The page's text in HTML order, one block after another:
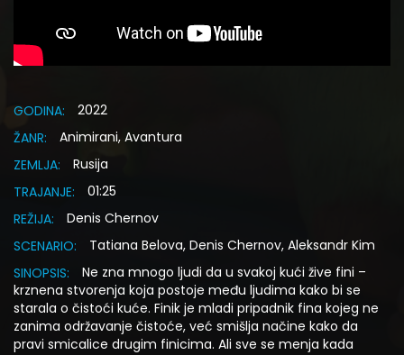
GODINA:
2022
ŽANR:
Animirani, Avantura
ZEMLJA:
Rusija
TRAJANJE:
01:25
REŽIJA:
Denis Chernov
SCENARIO:
Tatiana Belova, Denis Chernov, Aleksandr Kim
SINOPSIS:
Ne zna mnogo ljudi da u svakoj kući žive fini –
krznena stvorenja koja postoje među ljudima kako bi se
starala o čistoći kuće. Finik je mladi pripadnik fina kojeg ne
zanima održavanje čistoće, već smišlja načine kako da
pravi smicalice drugim finicima. Ali sve se menja kada